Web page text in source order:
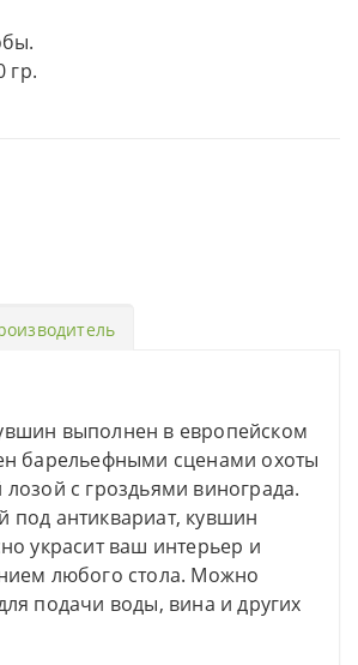
гр.
выполнен в европейском
барельефными сценами охоты
с гроздьями винограда.
под антиквариат, кувшин
украсит ваш интерьер и
любого стола. Можно
подачи воды, вина и других